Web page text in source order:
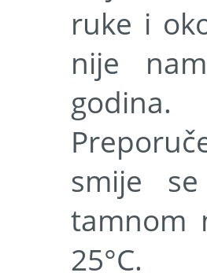
ruke i
nije
smije
tamnom
25°C.